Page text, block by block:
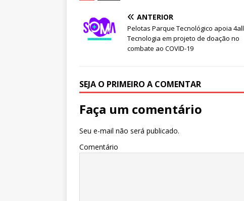
e
b
o
k
tes
A
p
e
n
g
r
ra
m
dI
n
ANTERIOR
Pelotas Parque Tecnológico apoia 4all
Tecnologia em projeto de doação no
combate ao COVID-19
SEJA O PRIMEIRO A COMENTAR
Faça um comentário
Seu e-mail não será publicado.
Comentário